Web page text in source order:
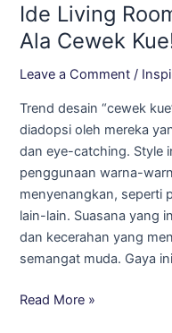
Ide Living
Ala Cewek
Leave a Comment /
Trend desain “cewek
diadopsi oleh mereka
dan eye-catching. Style
penggunaan warna-
menyenangkan, seperti
lain-lain. Suasana yang
dan kecerahan yang
semangat muda. Gaya ini
Room
Eye-
Kece
Read More »